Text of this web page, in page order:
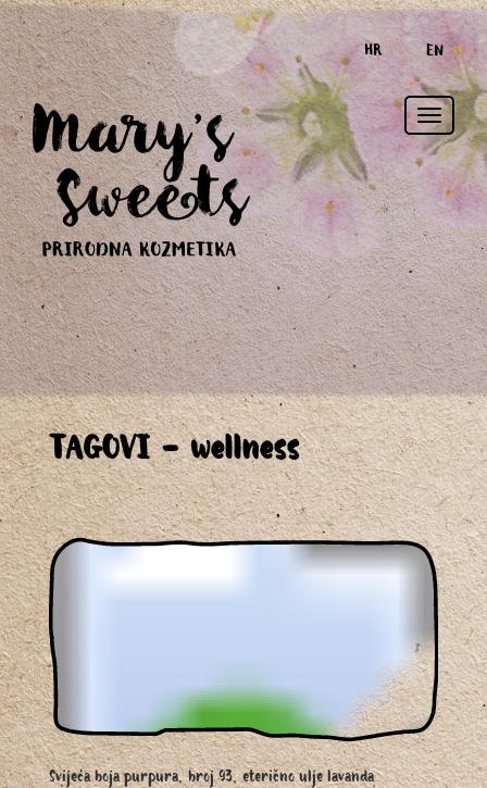
HR EN
Toggle
TAGOVI - wellness
Svijeća boja purpura, broj 93, eterično ulje lavanda